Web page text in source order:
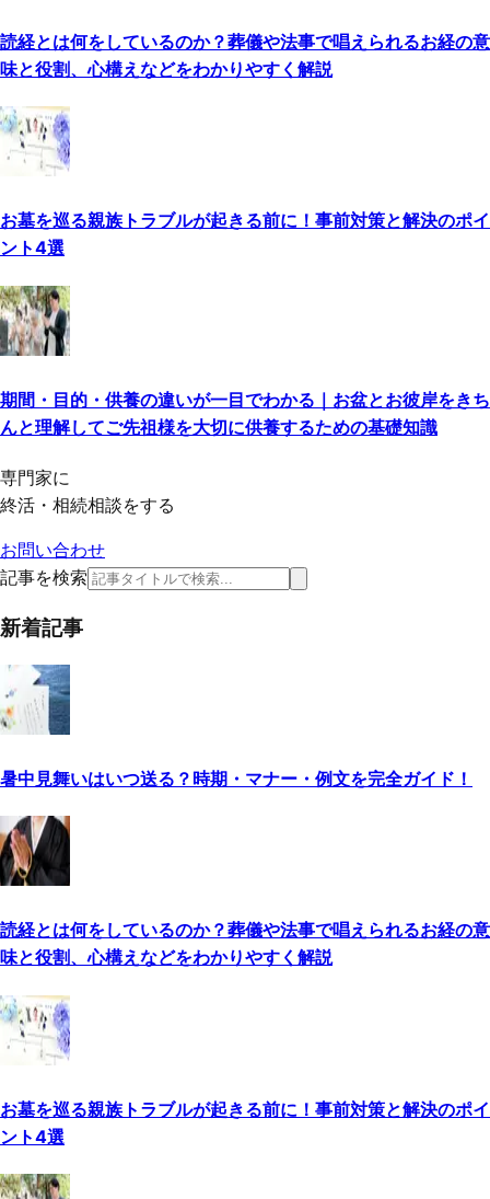
読経とは何をしているのか？葬儀や法事で唱えられるお経の意
味と役割、心構えなどをわかりやすく解説
お墓を巡る親族トラブルが起きる前に！事前対策と解決のポイ
ント4選
期間・目的・供養の違いが一目でわかる｜お盆とお彼岸をきち
んと理解してご先祖様を大切に供養するための基礎知識
専門家に
終活・相続相談をする
お問い合わせ
記事を検索
新着記事
暑中見舞いはいつ送る？時期・マナー・例文を完全ガイド！
読経とは何をしているのか？葬儀や法事で唱えられるお経の意
味と役割、心構えなどをわかりやすく解説
お墓を巡る親族トラブルが起きる前に！事前対策と解決のポイ
ント4選